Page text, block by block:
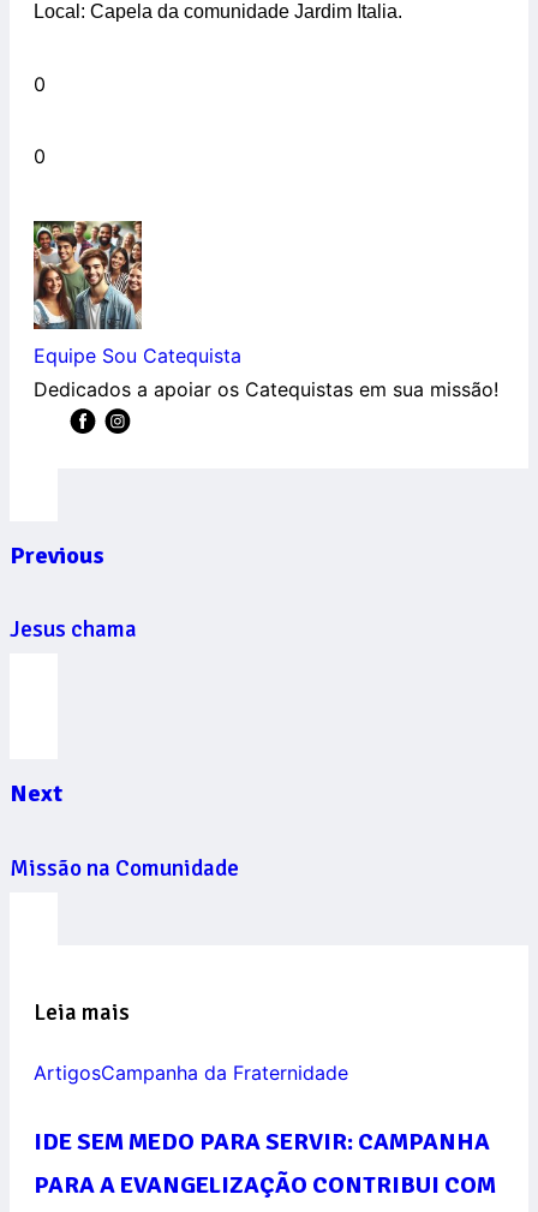
Local: Capela da comunidade Jardim Italia.
0
0
Equipe Sou Catequista
Dedicados a apoiar os Catequistas em sua missão!
Previous
Jesus chama
Next
Missão na Comunidade
Leia mais
ArtigosCampanha da Fraternidade
IDE SEM MEDO PARA SERVIR: CAMPANHA
PARA A EVANGELIZAÇÃO CONTRIBUI COM